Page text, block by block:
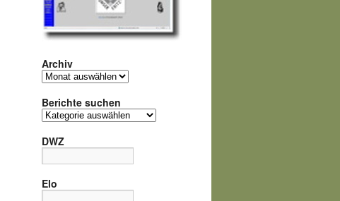
Archiv
Archiv
Berichte suchen
Berichte
DWZ
Elo